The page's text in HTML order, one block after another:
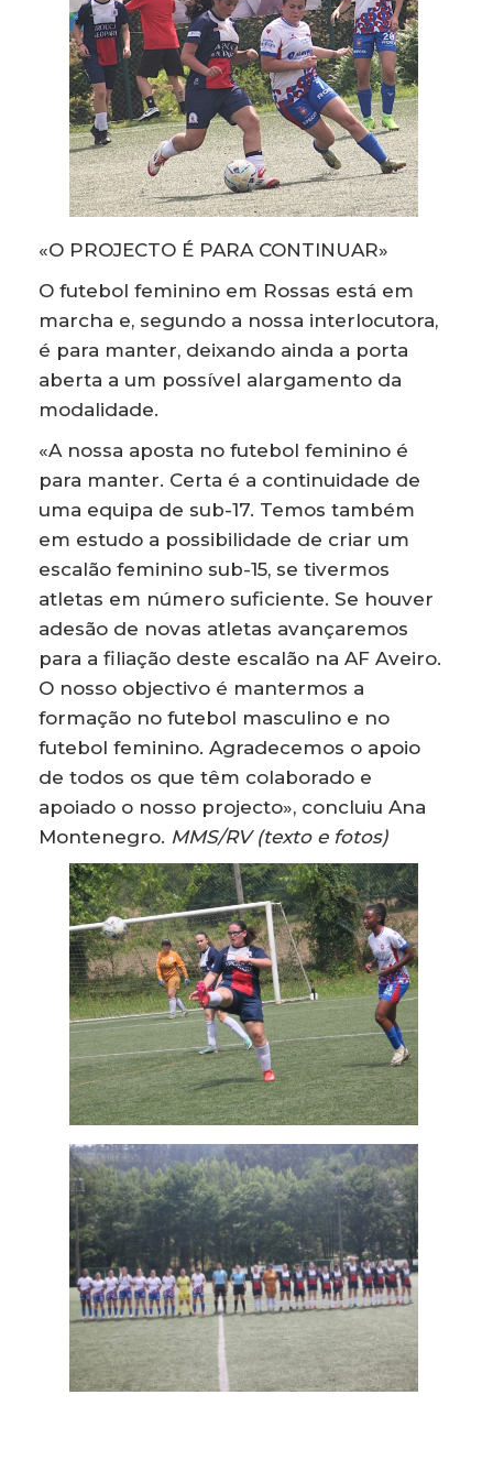
«O PROJECTO É PARA CONTINUAR»
O futebol feminino em Rossas está em
marcha e, segundo a nossa interlocutora,
é para manter, deixando ainda a porta
aberta a um possível alargamento da
modalidade.
«A nossa aposta no futebol feminino é
para manter. Certa é a continuidade de
uma equipa de sub-17. Temos também
em estudo a possibilidade de criar um
escalão feminino sub-15, se tivermos
atletas em número suficiente. Se houver
adesão de novas atletas avançaremos
para a filiação deste escalão na AF Aveiro.
O nosso objectivo é mantermos a
formação no futebol masculino e no
futebol feminino. Agradecemos o apoio
de todos os que têm colaborado e
apoiado o nosso projecto», concluiu Ana
Montenegro. MMS/RV (texto e fotos)